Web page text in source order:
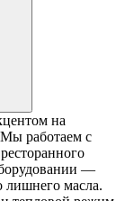
на
Мы работаем с
—
лишнего масла.